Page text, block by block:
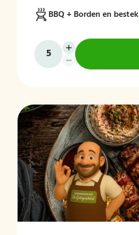
BBQ + Borden en bestek